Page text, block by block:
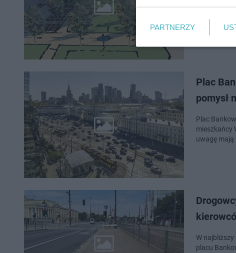
Plac
pomysł
Plac
mieszkańcy
uwagę mają
W
placu
PARTNERZY